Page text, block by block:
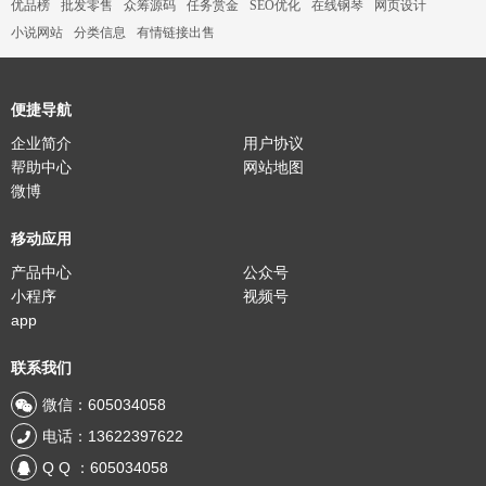
优品榜
批发零售 众筹源码 任务赏金 SEO优化 在线钢琴
网页设计
小说网站
分类信息 有情链接出售
便捷导航
企业简介
用户协议
帮助中心
网站地图
微博
移动应用
产品中心
公众号
小程序
视频号
app
联系我们
微信：605034058
电话：13622397622
Q Q ：605034058